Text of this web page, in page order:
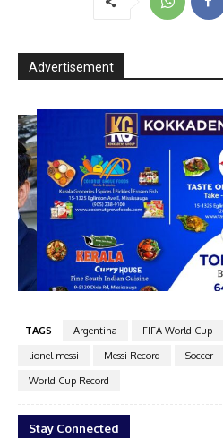
Advertisement
TAGS Argentina FIFA World Cup
lionel messi
Messi Record Soccer
World Cup Record
Stay Connected